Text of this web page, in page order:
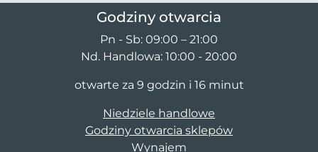
Godziny otwarcia
Pn - Sb: 09:00 – 21:00
Nd. Handlowa: 10:00 - 20:00
otwarte za 9 godzin i 16 minut
Niedziele handlowe
Godziny otwarcia sklepów
Wynajem